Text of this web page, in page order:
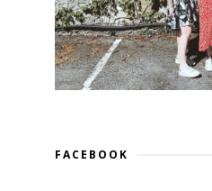
FACEBOOK